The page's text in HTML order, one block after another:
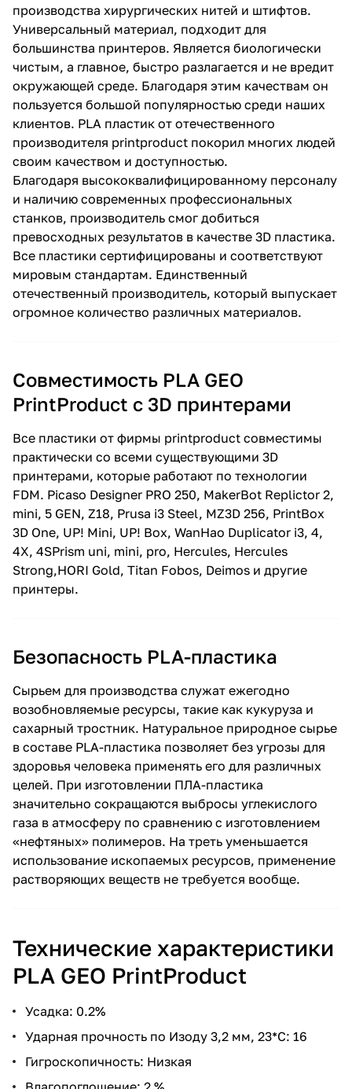
производства хирургических нитей и штифтов.
Универсальный материал, подходит для
большинства принтеров. Является биологически
чистым, а главное, быстро разлагается и не вредит
окружающей среде. Благодаря этим качествам он
пользуется большой популярностью среди наших
клиентов. PLA пластик от отечественного
производителя printproduct покорил многих людей
своим качеством и доступностью.
Благодаря высококвалифицированному персоналу
и наличию современных профессиональных
станков, производитель смог добиться
превосходных результатов в качестве 3D пластика.
Все пластики сертифицированы и соответствуют
мировым стандартам. Единственный
отечественный производитель, который выпускает
огромное количество различных материалов.
Совместимость PLA GEO
PrintProduct c 3D принтерами
Все пластики от фирмы printproduct совместимы
практически со всеми существующими 3D
принтерами, которые работают по технологии
FDM. Picaso Designer PRO 250, MakerBot Replictor 2,
mini, 5 GEN, Z18, Prusa i3 Steel, MZ3D 256, PrintBox
3D One, UP! Mini, UP! Box, WanHao Duplicator i3, 4,
4X, 4SPrism uni, mini, pro, Hercules, Hercules
Strong,HORI Gold, Titan Fobos, Deimos и другие
принтеры.
Безопасность PLA-пластика
Сырьем для производства служат ежегодно
возобновляемые ресурсы, такие как кукуруза и
сахарный тростник. Натуральное природное сырье
в составе PLA-пластика позволяет без угрозы для
здоровья человека применять его для различных
целей. При изготовлении ПЛА-пластика
значительно сокращаются выбросы углекислого
газа в атмосферу по сравнению с изготовлением
«нефтяных» полимеров. На треть уменьшается
использование ископаемых ресурсов, применение
растворяющих веществ не требуется вообще.
Технические характеристики
PLA GEO PrintProduct
Усадка: 0.2%
Ударная прочность по Изоду 3,2 мм, 23*С: 16
Гигроскопичность: Низкая